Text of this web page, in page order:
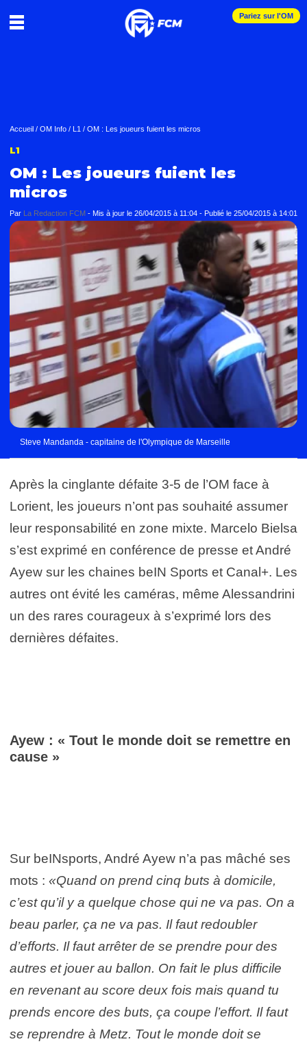
Pariez sur l'OM
Accueil / OM Info / L1 / OM : Les joueurs fuient les micros
L1
OM : Les joueurs fuient les
micros
Par La Redaction FCM - Mis à jour le 26/04/2015 à 11:04 - Publié le 25/04/2015 à 14:01
Steve Mandanda - capitaine de l'Olympique de Marseille
Après la cinglante défaite 3-5 de l’OM face à
Lorient, les joueurs n’ont pas souhaité assumer
leur responsabilité en zone mixte. Marcelo Bielsa
s’est exprimé en conférence de presse et André
Ayew sur les chaines beIN Sports et Canal+. Les
autres ont évité les caméras, même Alessandrini
un des rares courageux à s’exprimé lors des
dernières défaites.
Ayew : « Tout le monde doit se remettre en
cause »
Sur beINsports, André Ayew n’a pas mâché ses
mots : «Quand on prend cinq buts à domicile,
c’est qu’il y a quelque chose qui ne va pas. On a
beau parler, ça ne va pas. Il faut redoubler
d’efforts. Il faut arrêter de se prendre pour des
autres et jouer au ballon. On fait le plus difficile
en revenant au score deux fois mais quand tu
prends encore des buts, ça coupe l’effort. Il faut
se reprendre à Metz. Tout le monde doit se